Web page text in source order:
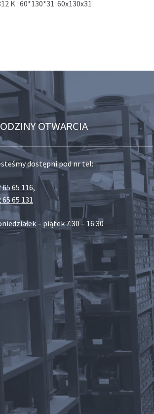
K 60*130*31 60x130x31
OTWARCIA
dostępni pod nr tel:
65 65 116,
65 65 131
– piątek 7:30 – 16:30